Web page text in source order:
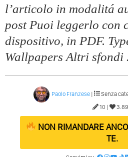
l’articolo in modalitá
post Puoi leggerlo con
dispositivo, in PDF.
Wallpapers Altri
Paolo Franzese | Senza
10 |
NON RIMANDARE
TE.